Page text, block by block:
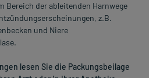
der ableitenden Harnwege
z.B.
und Niere
lesen Sie die Packungsbeilage